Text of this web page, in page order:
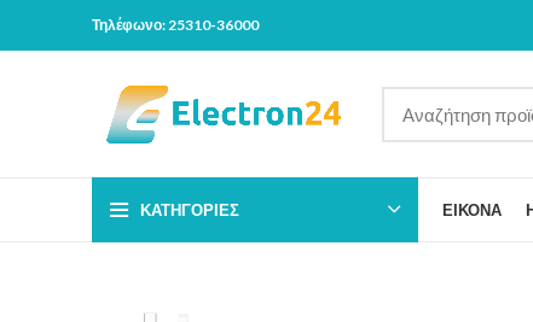
Τηλέφωνο: 25310-36000
ΚΑΤΗΓΟΡΊΕΣ ΕΙΚΟΝΑ